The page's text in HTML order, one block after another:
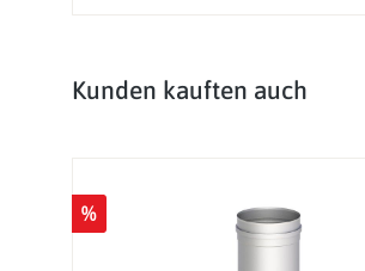
Produktgalerie überspringen
Kunden kauften auch
%